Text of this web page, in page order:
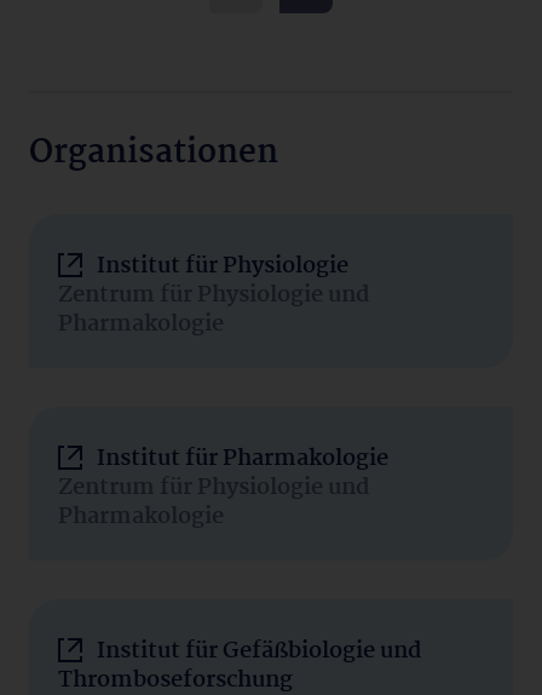
Organisationen
Institut für Physiologie
Zentrum für Physiologie und
Pharmakologie
Institut für Pharmakologie
Zentrum für Physiologie und
Pharmakologie
Institut für Gefäßbiologie und
Thromboseforschung